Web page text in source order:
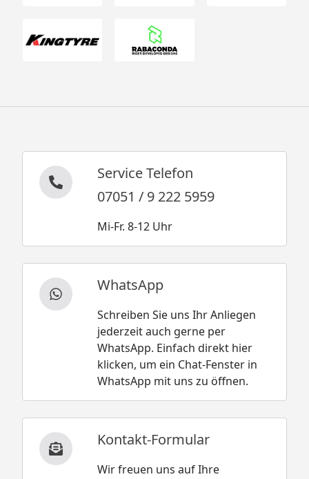
Service Telefon
07051 / 9 222 5959
Mi-Fr. 8-12 Uhr
WhatsApp
Schreiben Sie uns Ihr Anliegen
jederzeit auch gerne per
WhatsApp. Einfach direkt hier
klicken, um ein Chat-Fenster in
WhatsApp mit uns zu öffnen.
Kontakt-Formular
Wir freuen uns auf Ihre